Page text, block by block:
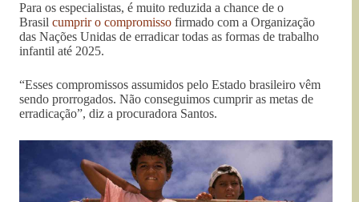
Para os especialistas, é muito reduzida a chance de o
Brasil cumprir o compromisso firmado com a Organização
das Nações Unidas de erradicar todas as formas de trabalho
infantil até 2025.
“Esses compromissos assumidos pelo Estado brasileiro vêm
sendo prorrogados. Não conseguimos cumprir as metas de
erradicação”, diz a procuradora Santos.